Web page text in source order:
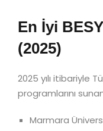
En İyi
(2025)
2025 yılı itibariyle
programlarını
Marmara